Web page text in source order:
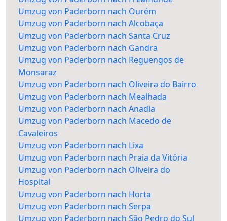
Umzug von Paderborn nach Ourém
Umzug von Paderborn nach Alcobaça
Umzug von Paderborn nach Santa Cruz
Umzug von Paderborn nach Gandra
Umzug von Paderborn nach Reguengos de
Monsaraz
Umzug von Paderborn nach Oliveira do Bairro
Umzug von Paderborn nach Mealhada
Umzug von Paderborn nach Anadia
Umzug von Paderborn nach Macedo de
Cavaleiros
Umzug von Paderborn nach Lixa
Umzug von Paderborn nach Praia da Vitória
Umzug von Paderborn nach Oliveira do
Hospital
Umzug von Paderborn nach Horta
Umzug von Paderborn nach Serpa
Umzug von Paderborn nach São Pedro do Sul